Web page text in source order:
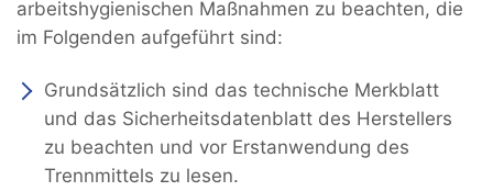
arbeitshygienischen Maßnahmen zu beachten, die
im Folgenden aufgeführt sind:
Grundsätzlich sind das technische Merkblatt
und das Sicherheitsdatenblatt des Herstellers
zu beachten und vor Erstanwendung des
Trennmittels zu lesen.